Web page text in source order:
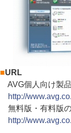
■URL
AVG個人向け製品
http://
無料版・有料版
http://